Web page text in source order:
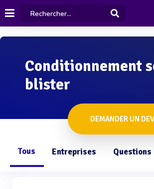
Conditionnement
blister
DEMANDER UN
Tous Entreprises Questions